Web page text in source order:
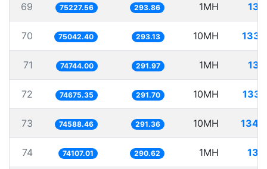
69 75227.56 293.86 1MH
70 75042.40 293.13 10MH
71 74744.00 291.97 1MH
72 74675.35 291.70 10MH
73 74588.46 291.36 10MH
74 74107.01 290.62 1MH